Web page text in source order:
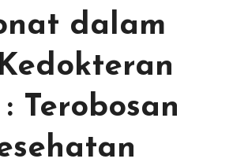
dalam
Terobosan